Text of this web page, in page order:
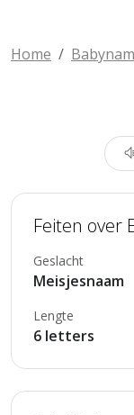
Home
Feiten over
Geslacht
Meisjesnaam
Lengte
6 letters